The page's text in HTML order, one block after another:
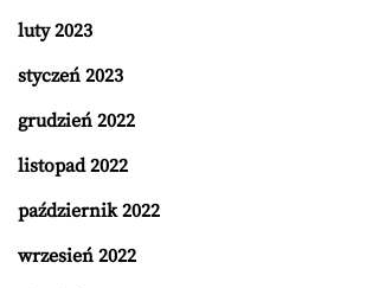
luty 2023
styczeń 2023
grudzień 2022
listopad 2022
październik 2022
wrzesień 2022